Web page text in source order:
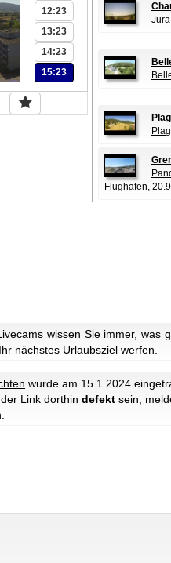
12:23
13:23
14:23
15:23
Flughafen,
wissen Sie immer, was
nächstes Urlaubsziel werfen.
wurde am 15.1.2024
Link dorthin defekt sein,